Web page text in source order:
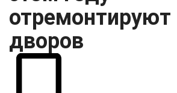
отремонтируют
дворов